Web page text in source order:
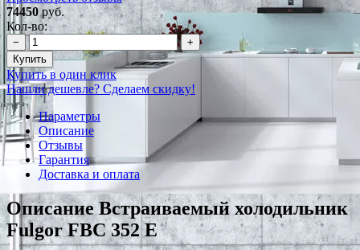
74450руб.
Кол-во:
−
+
Купить
Купить в один клик
Нашли дешевле? Сделаем скидку!
Параметры
Описание
Отзывы
Гарантия
Доставка и оплата
Описание Встраиваемый холодильник
Fulgor FBC 352 E